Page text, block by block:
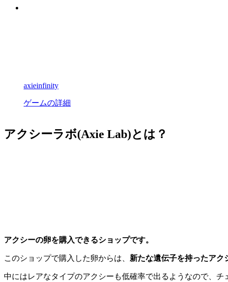
axieinfinity
ゲームの詳細
アクシーラボ(Axie Lab)とは？
アクシーの卵を購入できるショップです。
このショップで購入した卵からは、 新たな遺伝子を持ったアク
中にはレアなタイプのアクシーも低確率で出るようなので、チ